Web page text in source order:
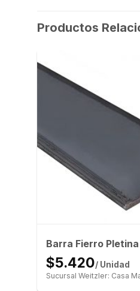
Productos
Barra Fierro
$5.420/ Unidad
Sucursal Weitzler: Casa